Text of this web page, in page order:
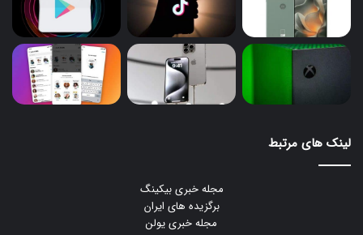
لینک های مرتبط
مجله خبری بیکینگ
برگزیده های ایران
مجله خبری یولن